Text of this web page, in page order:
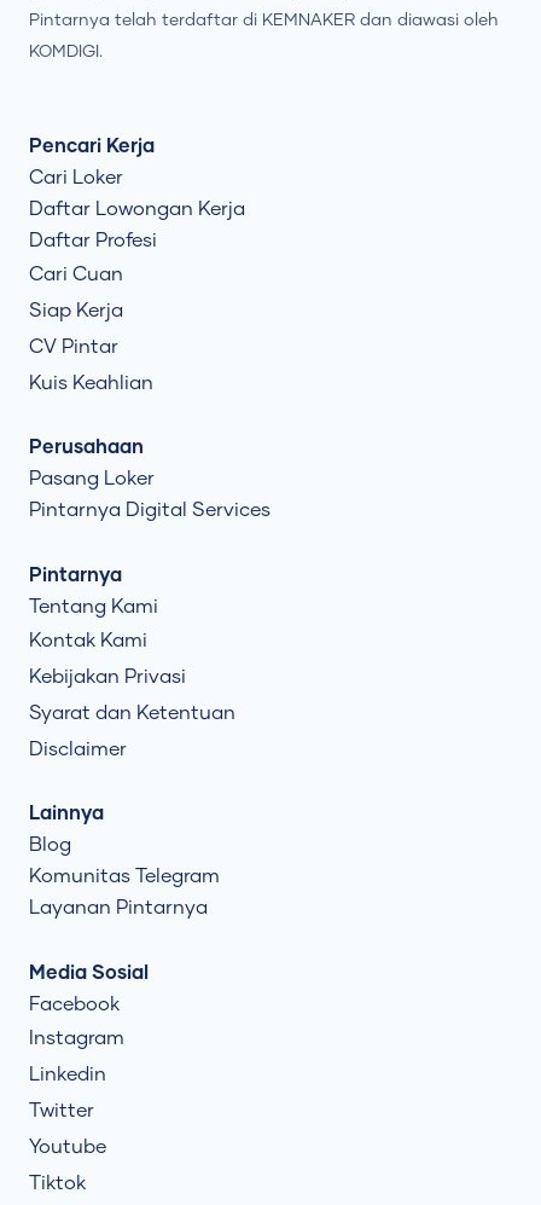
Pintarnya telah terdaftar di KEMNAKER dan diawasi oleh
KOMDIGI.
Pencari Kerja
Cari Loker
Daftar Lowongan Kerja
Daftar Profesi
Cari Cuan
Siap Kerja
CV Pintar
Kuis Keahlian
Perusahaan
Pasang Loker
Pintarnya Digital Services
Pintarnya
Tentang Kami
Kontak Kami
Kebijakan Privasi
Syarat dan Ketentuan
Disclaimer
Lainnya
Blog
Komunitas Telegram
Layanan Pintarnya
Media Sosial
Facebook
Instagram
Linkedin
Twitter
Youtube
Tiktok